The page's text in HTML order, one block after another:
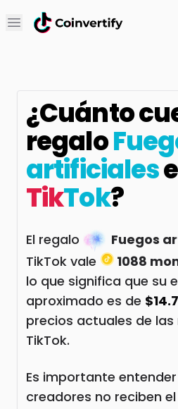
Open main menu
¿Cuánto
regalo
artificiales
TikTok?
El regalo Fuegos
TikTok vale
1088
lo que significa que su
aproximado es de
precios actuales de
TikTok.
Es importante
creadores no reciben